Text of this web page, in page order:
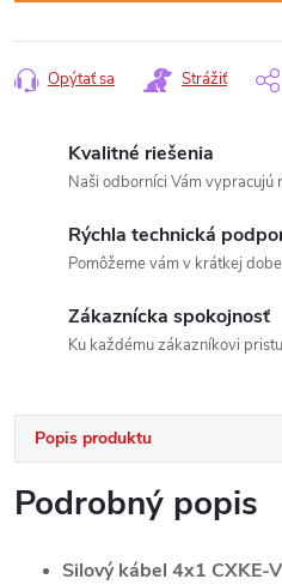
Opýtať sa Strážiť
Kvalitné riešenia
Naši odborníci Vám vypracujú
Rýchla technická
Pomôžeme vám v krátkej
Zákaznícka spokojnosť
Ku každému zákazníkovi
Popis produktu
Podrobný popis
Silový kábel 4x1 CXKE-V